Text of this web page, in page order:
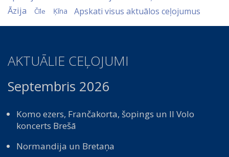
Āzija Čīle Ķīna Apskati visus aktuālos ceļojumus
AKTUĀLIE CEĻOJUMI
Septembris 2026
Komo ezers, Frančakorta, šopings un Il Volo
koncerts Brešā
Normandija un Bretaņa